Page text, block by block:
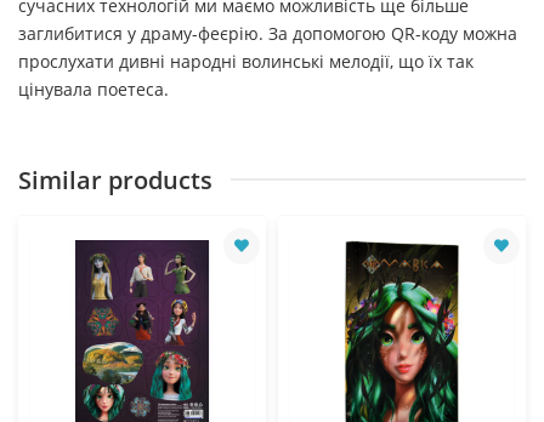
сучасних технологій ми маємо можливість ще більше
заглибитися у драму-феєрію. За допомогою QR-коду можна
прослухати дивні народні волинські мелодії, що їх так
цінувала поетеса.
Similar products